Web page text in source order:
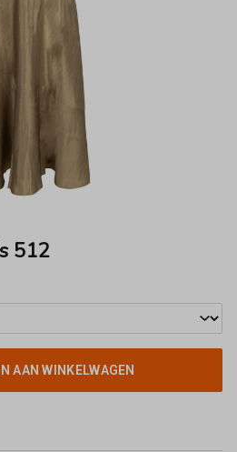
512
AAN WINKELWAGEN